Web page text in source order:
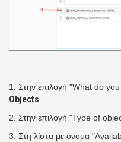
1. Στην επιλογή "What do
Objects
2. Στην επιλογή "Type of
3. Στη λίστα με όνομα